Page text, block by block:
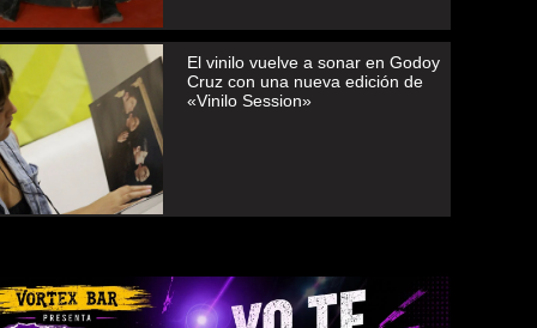
El vinilo vuelve a sonar en Godoy
Cruz con una nueva edición de
«Vinilo Session»